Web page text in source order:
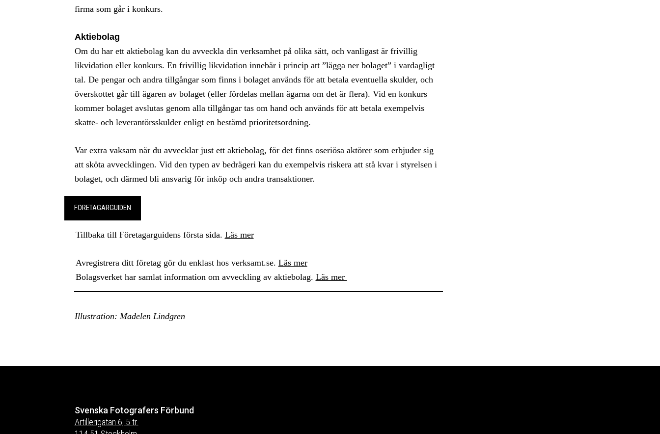
firma som går i konkurs.
Aktiebolag
Om du har ett aktiebolag kan du avveckla din verksamhet på olika sätt, och vanligast är frivillig
likvidation eller konkurs. En frivillig likvidation innebär i princip att ”lägga ner bolaget” i vardagligt
tal. De pengar och andra tillgångar som finns i bolaget används för att betala eventuella skulder, och
överskottet går till ägaren av bolaget (eller fördelas mellan ägarna om det är flera). Vid en konkurs
kommer bolaget avslutas genom alla tillgångar tas om hand och används för att betala exempelvis
skatte- och leverantörsskulder enligt en bestämd prioritetsordning.
Var extra vaksam när du avvecklar just ett aktiebolag, för det finns oseriösa aktörer som erbjuder sig
att sköta avvecklingen. Vid den typen av bedrägeri kan du exempelvis riskera att stå kvar i styrelsen i
bolaget, och därmed bli ansvarig för inköp och andra transaktioner.
FÖRETAGARGUIDEN
Tillbaka till Företagarguidens första sida. Läs mer
Avregistrera ditt företag gör du enklast hos verksamt.se. Läs mer
Bolagsverket har samlat information om avveckling av aktiebolag. Läs mer
Illustration: Madelen Lindgren
Svenska Fotografers Förbund
Artillerigatan 6, 5 tr.